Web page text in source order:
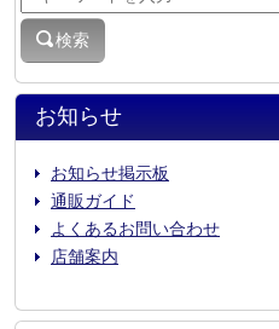
お知らせ
お知らせ掲示板
通販ガイド
よくあるお問い合わせ
店舗案内
検索